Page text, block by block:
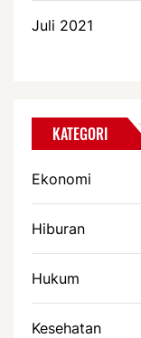
Juli 2021
KATEGORI
Ekonomi
Hiburan
Hukum
Kesehatan